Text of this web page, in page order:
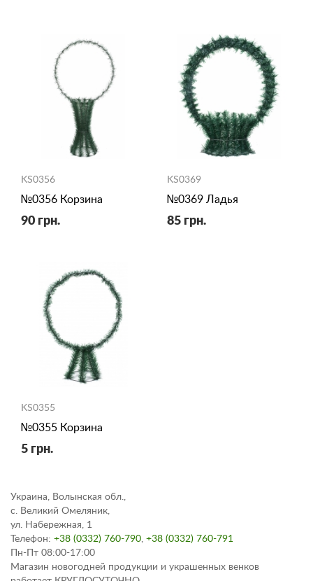
KS0356
№0356 Корзина
90 грн.
KS0369
№0369 Ладья
85 грн.
KS0355
№0355 Корзина
5 грн.
Украина, Волынская обл.,
с. Великий Омеляник,
ул. Набережная, 1
Телефон: +38 (0332) 760-790, +38 (0332) 760-791
Пн-Пт 08:00-17:00
Магазин новогодней продукции и украшенных венков